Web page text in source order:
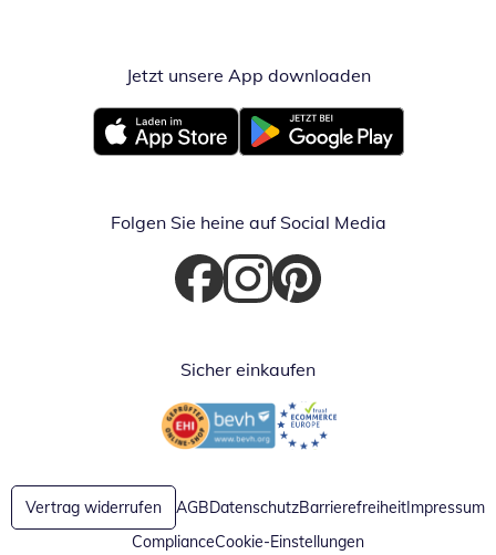
Jetzt unsere App downloadenÖffnet in
Öffnet in neuem FensterÖffnet in neuem Fenster
Folgen Sie heine auf Social Media
Öffnet in neuem Fenster
Öffnet in neuem Fenster
Öffnet in neuem Fenster
Sicher einkaufen
Öffnet in neuem FensterÖffnet in neuem Fenster
Vertrag widerrufen AGBDatenschutzBarrierefreiheitImpressum
ComplianceCookie-Einstellungen